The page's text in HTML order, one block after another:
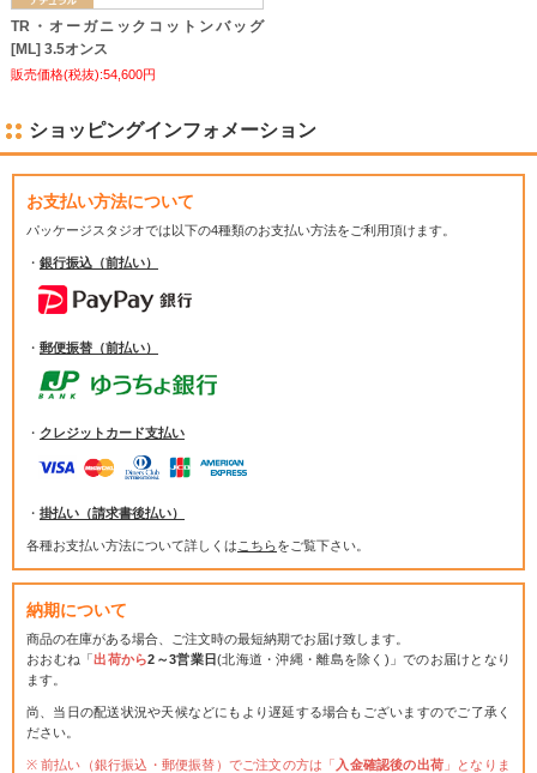
TR・オーガニックコットンバッグ
[ML] 3.5オンス
販売価格(税抜):54,600円
ショッピングインフォメーション
お支払い方法について
パッケージスタジオでは以下の4種類のお支払い方法をご利用頂けます。
・ 銀行振込（前払い）
・ 郵便振替（前払い）
・ クレジットカード支払い
・ 掛払い（請求書後払い）
各種お支払い方法について詳しくは こちらをご覧下さい。
納期について
商品の在庫がある場合、ご注文時の最短納期でお届け致します。
おおむね「出荷から2～3営業日(北海道・沖縄・離島を除く)」でのお届けとなり
ます。
尚、当日の配送状況や天候などにもより遅延する場合もございますのでご了承く
ださい。
前払い（銀行振込・郵便振替）でご注文の方は「 入金確認後の出荷 」となりま